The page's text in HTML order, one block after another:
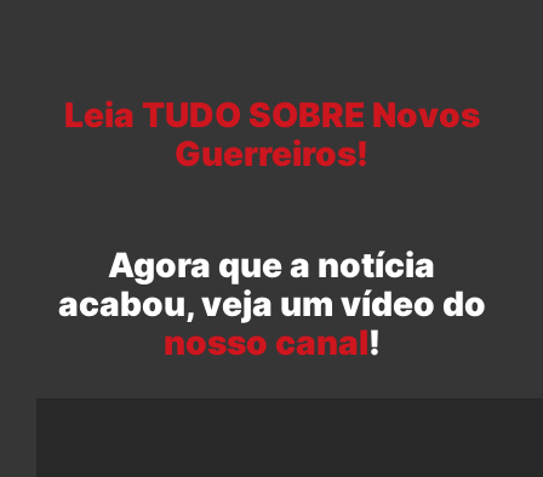
Leia TUDO SOBRE Novos
Guerreiros!
Agora que a notícia
acabou, veja um vídeo do
nosso canal!